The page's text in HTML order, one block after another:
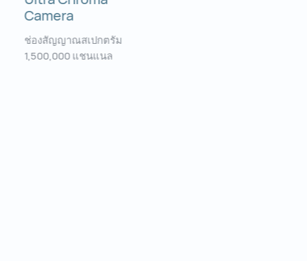
Camera
ช่องสัญญาณสเปกตรัม
1,500,000 แชนแนล